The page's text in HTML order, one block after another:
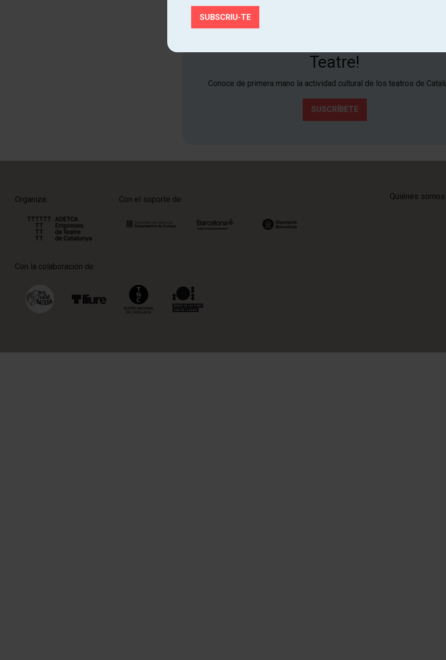
Teatre!
Conoce de primera mano la actividad cultural de los teatros de
SUSCRÍBETE
Organiza: Con el soporte de:
Con la colaboración de:
Quiénes somos